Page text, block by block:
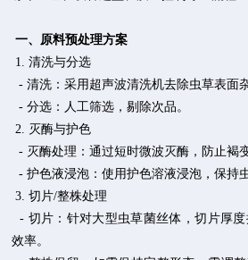
一、原料预处理方案
1. 清洗与分选
- 清洗：采用超声波清洗机去除虫草表面
- 分选：人工筛选，剔除次品。
2. 灭酶与护色
- 灭酶处理：通过短时微波灭酶，防止褐变
- 护色液浸泡：使用护色溶液浸泡，保持
3. 切片/整株处理
- 切片：针对大型虫草菌丝体，切片厚
效率。